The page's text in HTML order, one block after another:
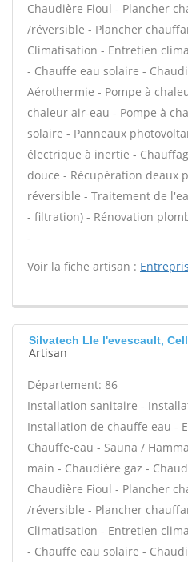
Chaudière Fioul - Plancher
/réversible - Plancher
Climatisation - Entretien
- Chauffe eau solaire -
Aérothermie - Pompe à
chaleur air-eau - Pompe à
solaire - Panneaux
électrique à inertie -
douce - Récupération deaux
réversible - Traitement de
- filtration) - Rénovation
-
Voir la fiche artisan :
Silvatech Lle l'evescault,
Artisan
Département: 86
Installation sanitaire -
Installation de chauffe eau -
Chauffe-eau - Sauna /
main - Chaudière gaz -
Chaudière Fioul - Plancher
/réversible - Plancher
Climatisation - Entretien
- Chauffe eau solaire -